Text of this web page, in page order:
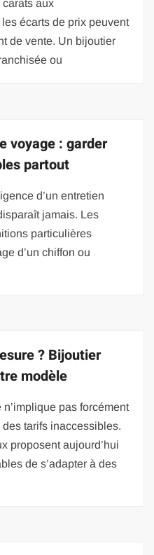
aux
écarts de prix peuvent
de vente. Un bijoutier
ou
voyage : garder
partout
d’un entretien
jamais. Les
particulières
d’un chiffon ou
? Bijoutier
modèle
pas forcément
tarifs inaccessibles.
proposent aujourd’hui
de s’adapter à des